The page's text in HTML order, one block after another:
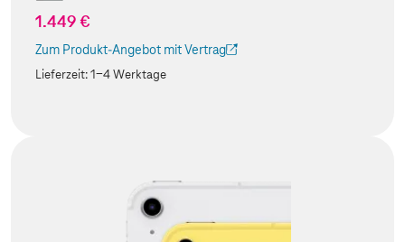
1.449 €
Zum Produkt-Angebot mit Vertrag
(Der Link wird in einem neuen Tab geöffnet)
Lieferzeit:1-4 Werktage